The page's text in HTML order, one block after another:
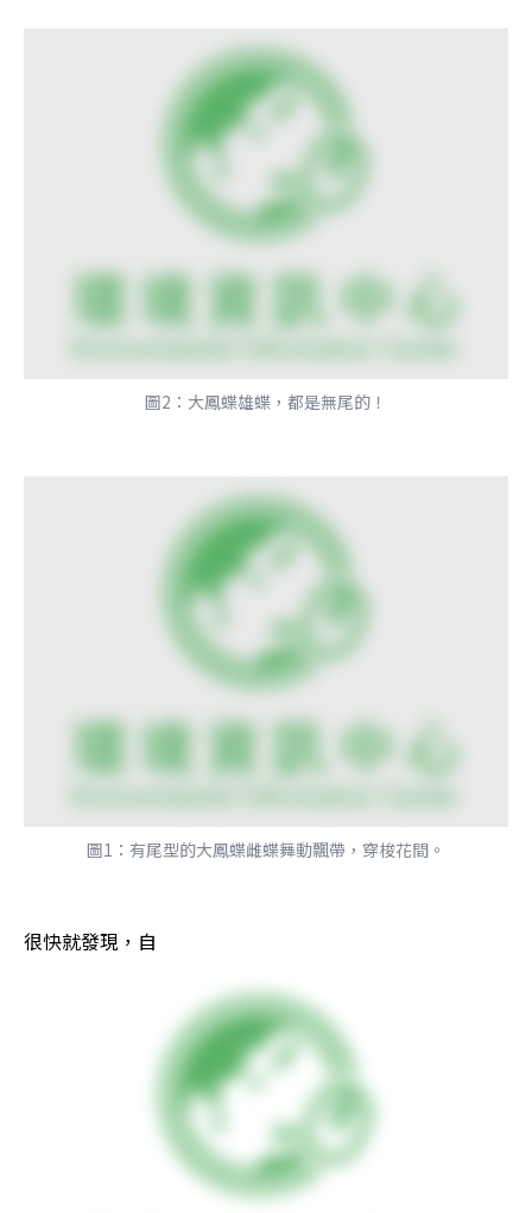
圖2：大鳳蝶雄蝶，都是無尾的！
圖1：有尾型的大鳳蝶雌蝶舞動飄帶，穿梭花間。
很快就發現，自